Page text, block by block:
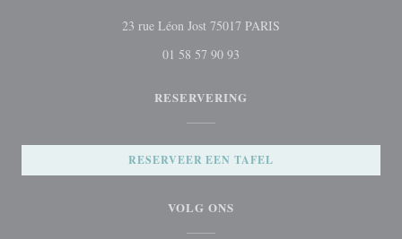
23 rue Léon Jost 75017 PARIS
01 58 57 90 93
RESERVERING
RESERVEER EEN TAFEL
VOLG ONS